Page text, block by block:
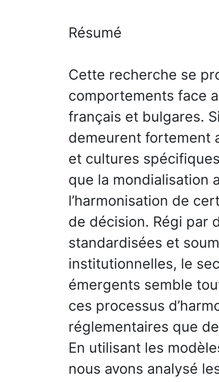
Résumé
Cette recherche se
comportements face
français et bulgares.
demeurent fortement
et cultures
que la mondialisation
l’harmonisation de
de décision. Régi par
standardisées et
institutionnelles, le
émergents semble
ces processus
réglementaires que
En utilisant les
nous avons analysé